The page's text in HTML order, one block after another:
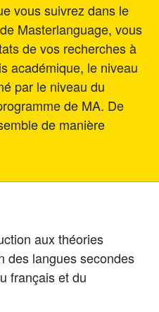
vous suivrez dans le
Masterlanguage, vous
de vos recherches à
académique, le niveau
par le niveau du
de MA. De
de manière
aux théories
des langues secondes
français et du